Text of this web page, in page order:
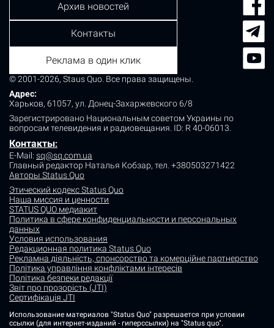
© 2001-2026, Staus Quo. Все права защищены.
Адрес:
Харьков, 61057, ул. Донец-Захаржевского 6/8
Зарегистрировано Национальным советом Украины по
вопросам телевидения и радиовещания. ID: R 40-06013.
Контакты:
E-Mail: sq@sq.com.ua
Главный редактор Наталья Кобзар, тел. +380503271422
Авторы Status Quo
Этический кодекс Status Quo
Наша миссия и ценности
STATUS QUO медиакит
Политика в сфере конфиденциальности и персональных
данных
Условия использования
Редакционная политика Status Quo
Рекламна діяльність, спонсорство та комерційне партнерство
Політика управління конфліктами інтересів
Політика безпеки редакції
Звіт про прозорість (JTI)
Сертифікація JTI
Архив новостей
Контакты
Реклама в один клик
Использование материалов "Status Quo" разрешается при условии
ссылки (для интернет-изданий - гиперссылки) на "Status quo".